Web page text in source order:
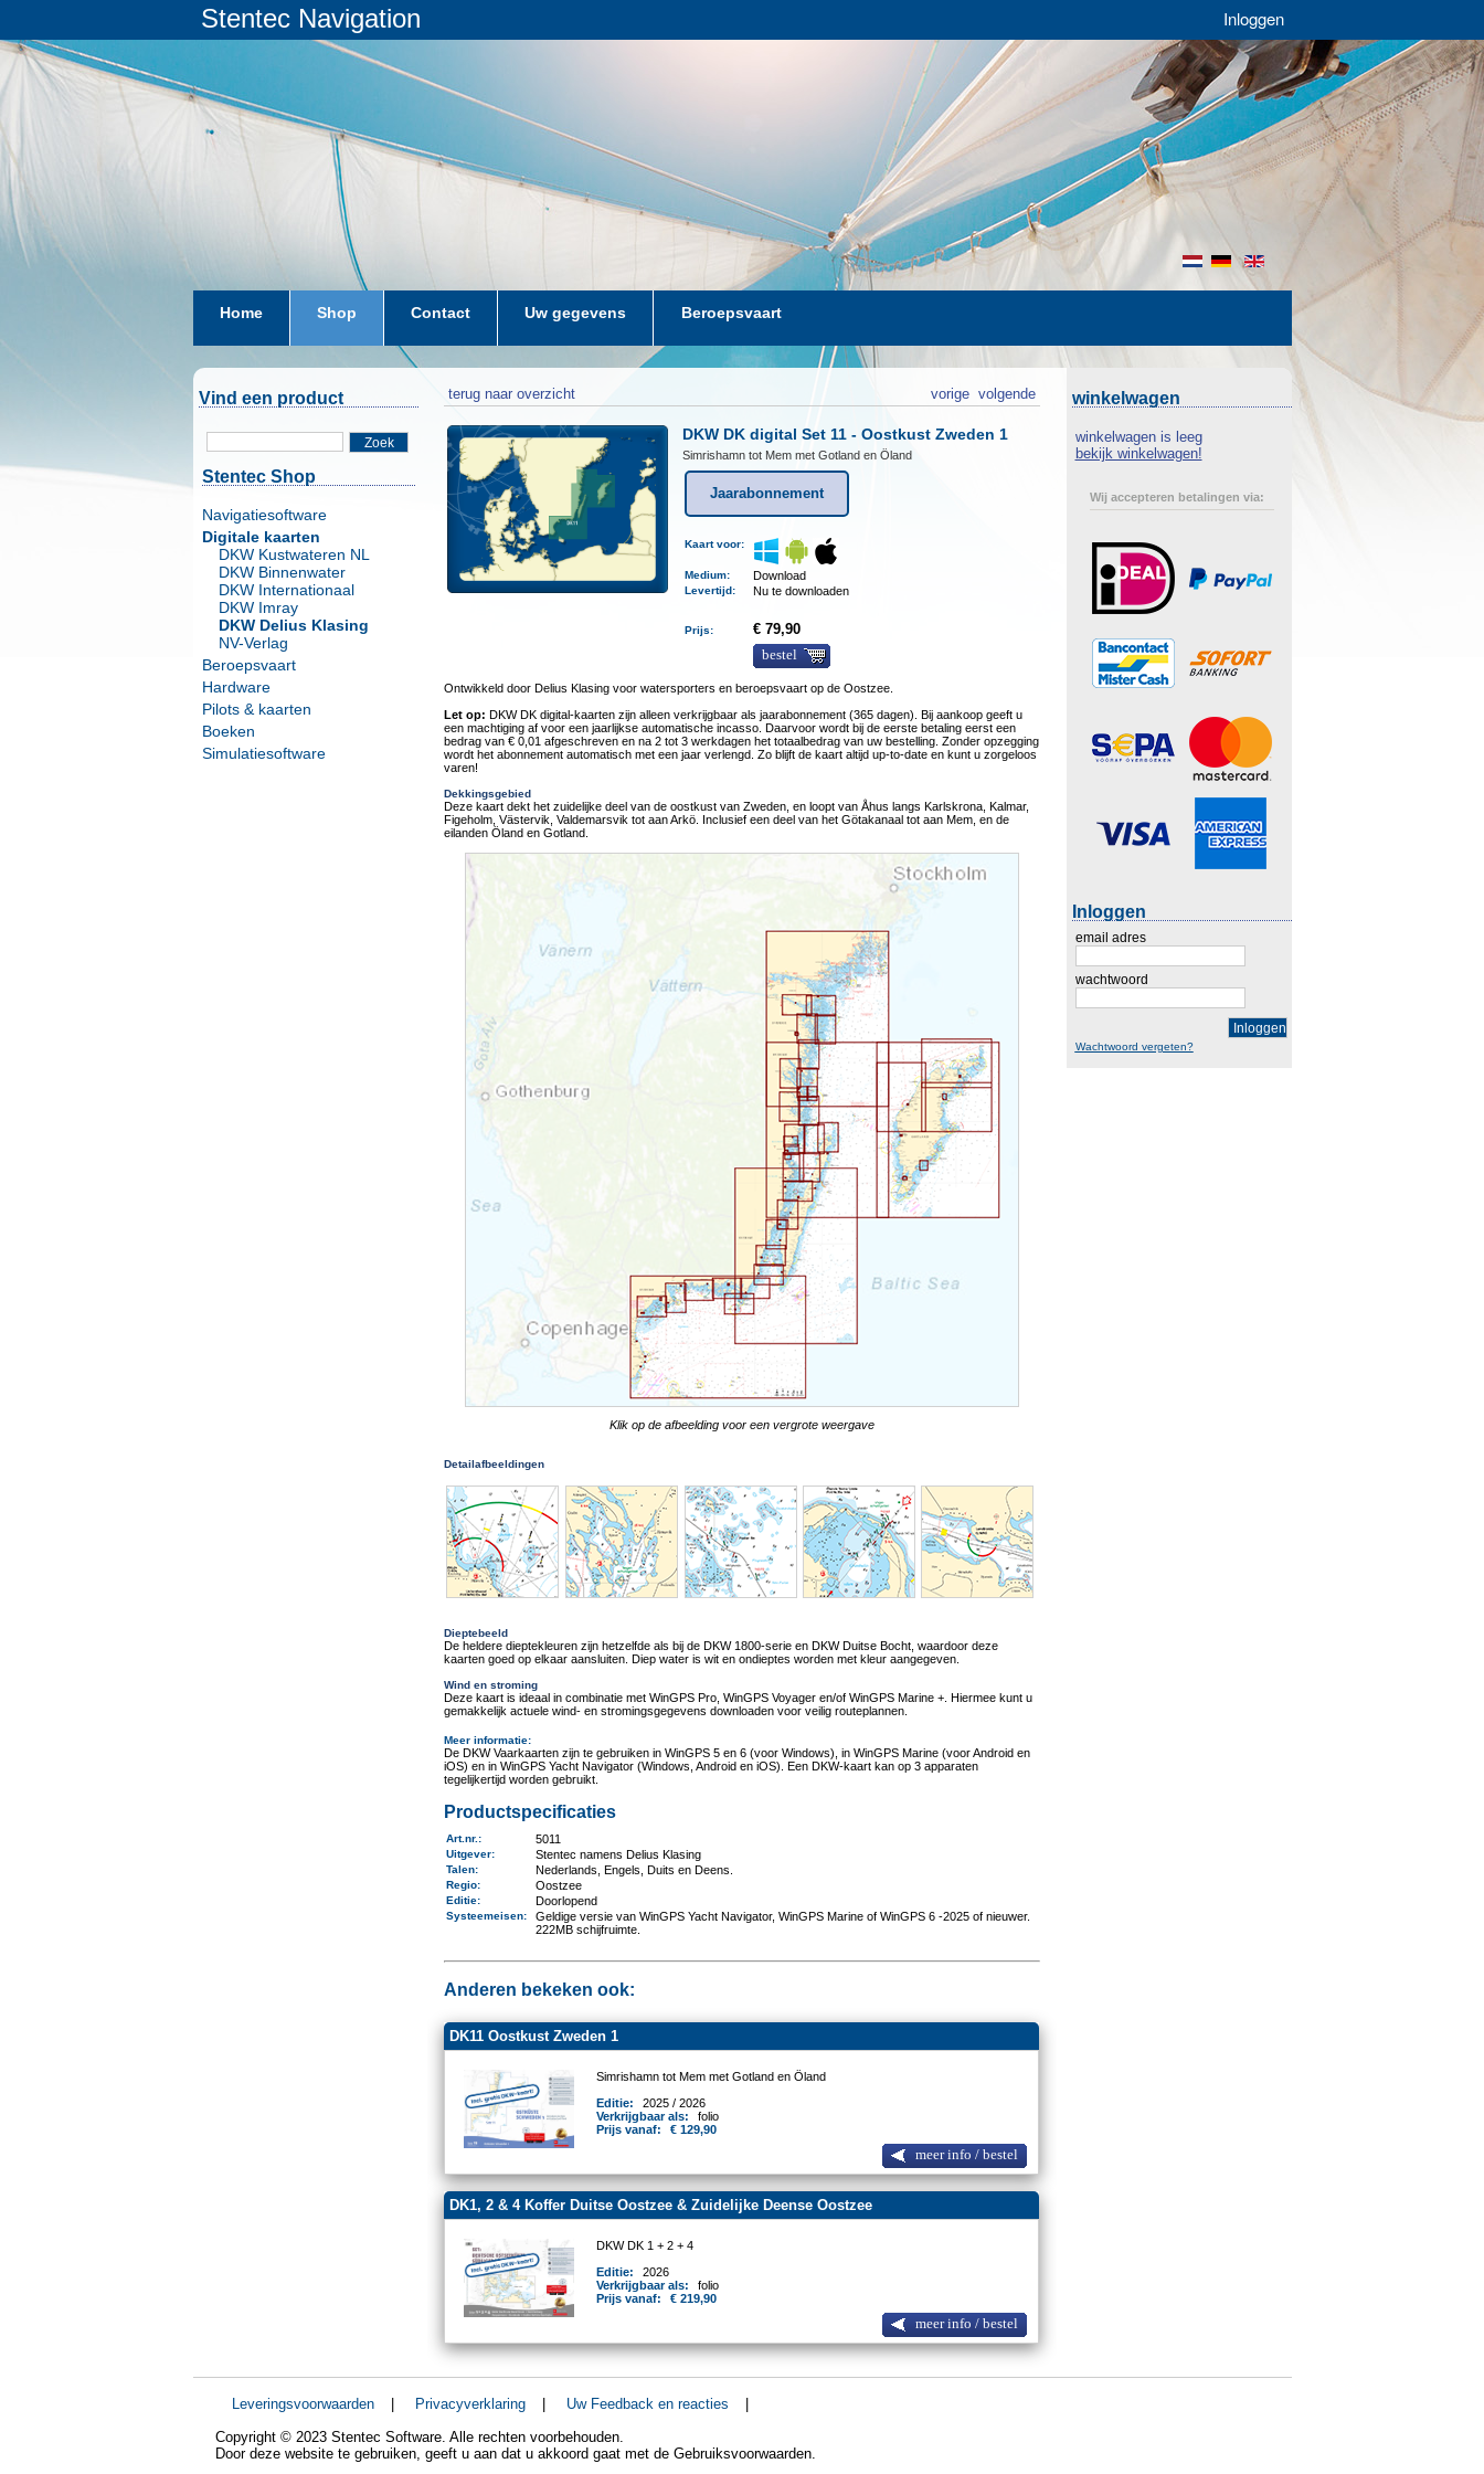
Stentec Navigation Inloggen
en
de
nl
Home Shop Contact Uw gegevens Beroepsvaart
Vind een product
Zoek
Stentec Shop
Navigatiesoftware
Digitale kaarten
DKW Kustwateren NL
DKW Binnenwater
DKW Internationaal
DKW Imray
DKW Delius Klasing
NV-Verlag
Beroepsvaart
Hardware
Pilots & kaarten
Boeken
Simulatiesoftware
terug naar overzicht volgende
vorige
DKW DK digital Set 11 - Oostkust Zweden 1
Simrishamn tot Mem met Gotland en Öland
Jaarabonnement
Kaart voor:
Medium: Download
Levertijd: Nu te downloaden
Prijs:
€ 79,90
bestel
Ontwikkeld door Delius Klasing voor watersporters en beroepsvaart op de Oostzee.
Let op: DKW DK digital-kaarten zijn alleen verkrijgbaar als jaarabonnement (365 dagen). Bij aankoop geeft u
een machtiging af voor een jaarlijkse automatische incasso. Daarvoor wordt bij de eerste betaling eerst een
bedrag van € 0,01 afgeschreven en na 2 tot 3 werkdagen het totaalbedrag van uw bestelling. Zonder opzegging
wordt het abonnement automatisch met een jaar verlengd. Zo blijft de kaart altijd up-to-date en kunt u zorgeloos
varen!
Dekkingsgebied
Deze kaart dekt het zuidelijke deel van de oostkust van Zweden, en loopt van Åhus langs Karlskrona, Kalmar,
Figeholm, Västervik, Valdemarsvik tot aan Arkö. Inclusief een deel van het Götakanaal tot aan Mem, en de
eilanden Öland en Gotland.
Klik op de afbeelding voor een vergrote weergave
Detailafbeeldingen
Dieptebeeld
De heldere dieptekleuren zijn hetzelfde als bij de DKW 1800-serie en DKW Duitse Bocht, waardoor deze
kaarten goed op elkaar aansluiten. Diep water is wit en ondieptes worden met kleur aangegeven.
Wind en stroming
Deze kaart is ideaal in combinatie met WinGPS Pro, WinGPS Voyager en/of WinGPS Marine +. Hiermee kunt u
gemakkelijk actuele wind- en stromingsgegevens downloaden voor veilig routeplannen.
Meer informatie:
De DKW Vaarkaarten zijn te gebruiken in WinGPS 5 en 6 (voor Windows), in WinGPS Marine (voor Android en
iOS) en in WinGPS Yacht Navigator (Windows, Android en iOS). Een DKW-kaart kan op 3 apparaten
tegelijkertijd worden gebruikt.
Productspecificaties
Art.nr. : 5011
Uitgever: Stentec namens Delius Klasing
Talen: Nederlands, Engels, Duits en Deens.
Regio: Oostzee
Editie: Doorlopend
Systeemeisen:
Geldige versie van WinGPS Yacht Navigator, WinGPS Marine of WinGPS 6 -2025 of nieuwer.
222MB schijfruimte.
Anderen bekeken ook:
DK11 Oostkust Zweden 1
Simrishamn tot Mem met Gotland en Öland
Editie:
2025 / 2026
Verkrijgbaar als:
folio
Prijs vanaf:
€ 129,90
meer info / bestel
DK1, 2 & 4 Koffer Duitse Oostzee & Zuidelijke Deense Oostzee
DKW DK 1 + 2 + 4
Editie:
2026
Verkrijgbaar als:
folio
Prijs vanaf:
€ 219,90
meer info / bestel
winkelwagen
winkelwagen is leeg
bekijk winkelwagen!
Wij accepteren betalingen via:
Inloggen
email adres
wachtwoord
Inloggen
Wachtwoord vergeten?
Leveringsvoorwaarden | Privacyverklaring | Uw Feedback en reacties
|
Copyright © 2023 Stentec Software. Alle rechten voorbehouden.
Door deze website te gebruiken, geeft u aan dat u akkoord gaat met de Gebruiksvoorwaarden.